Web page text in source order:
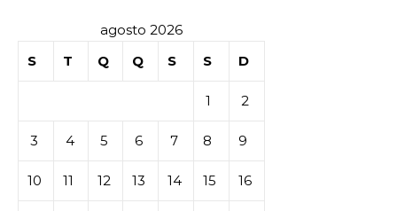
agosto 2026
S
T Q Q S S D
1 2
3 4 5 6 7 8 9
10 11 12 13 14 15 16